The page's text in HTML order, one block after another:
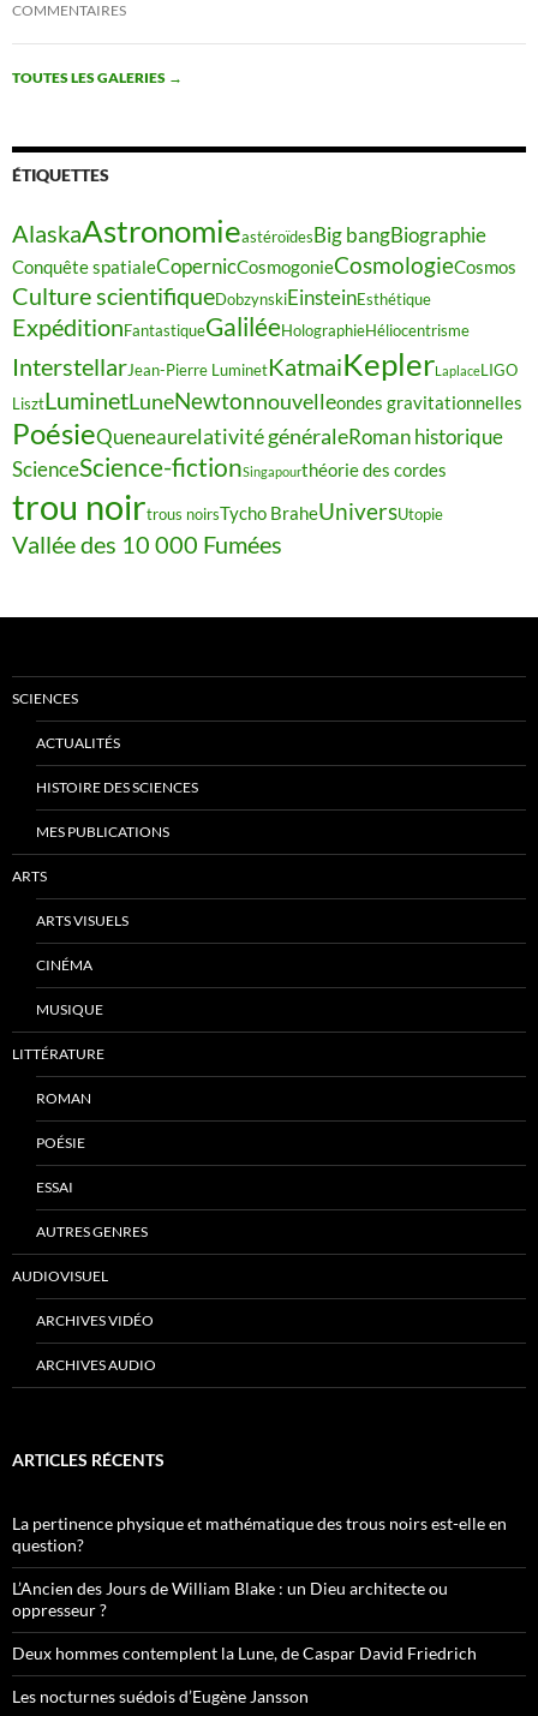
COMMENTAIRES
TOUTES LES GALERIES →
ÉTIQUETTES
AlaskaAstronomieastéroïdes Big bangBiographie
Conquête spatialeCopernicCosmogonieCosmologieCosmos
Culture scientifiqueDobzynskiEinsteinEsthétique
ExpéditionFantastiqueGaliléeHolographieHéliocentrisme
InterstellarJean-Pierre LuminetKatmaiKeplerLaplaceLIGO
LisztLuminetLuneNewtonnouvelleondes gravitationnelles
PoésieQueneaurelativité généraleRoman historique
ScienceScience-fictionSingapourthéorie des cordes
trou noirtrous noirsTycho BraheUniversUtopie
Vallée des 10 000 Fumées
SCIENCES
ACTUALITÉS
HISTOIRE DES SCIENCES
MES PUBLICATIONS
ARTS
ARTS VISUELS
CINÉMA
MUSIQUE
LITTÉRATURE
ROMAN
POÉSIE
ESSAI
AUTRES GENRES
AUDIOVISUEL
ARCHIVES VIDÉO
ARCHIVES AUDIO
ARTICLES RÉCENTS
La pertinence physique et mathématique des trous noirs est-elle en
question?
L’Ancien des Jours de William Blake : un Dieu architecte ou
oppresseur ?
Deux hommes contemplent la Lune, de Caspar David Friedrich
Les nocturnes suédois d’Eugène Jansson